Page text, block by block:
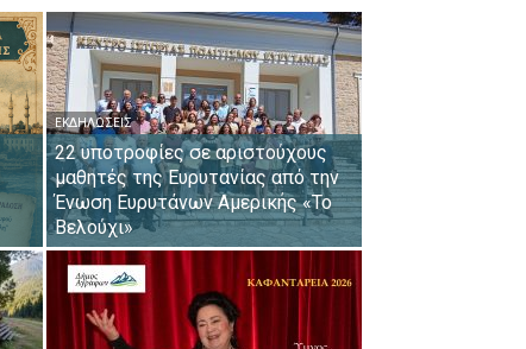
ΕΚΔΗΛΏΣΕΙΣ
22 υποτροφίες σε αριστούχους
μαθητές της Ευρυτανίας από την
Ένωση Ευρυτάνων Αμερικής «Το
Βελούχι»